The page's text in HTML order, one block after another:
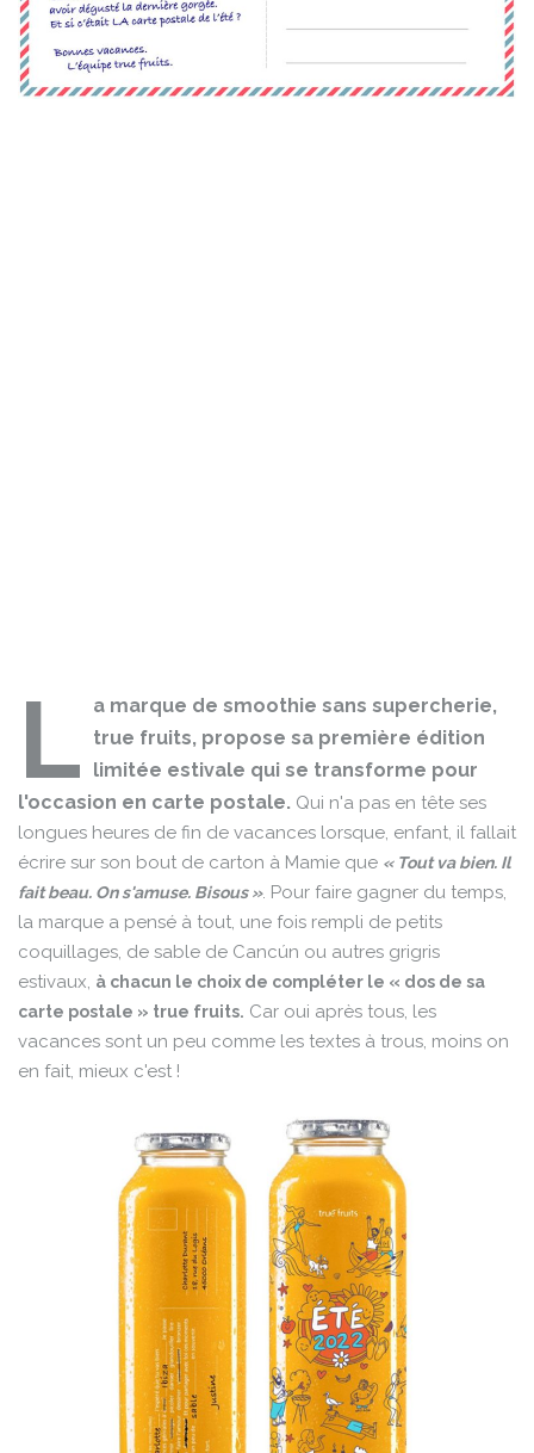
L
a marque de smoothie sans supercherie,
true fruits, propose sa première édition
limitée estivale qui se transforme pour
l'occasion en carte postale. Qui n'a pas en tête ses
longues heures de fin de vacances lorsque, enfant, il fallait
écrire sur son bout de carton à Mamie que « Tout va bien. Il
fait beau. On s'amuse. Bisous ». Pour faire gagner du temps,
la marque a pensé à tout, une fois rempli de petits
coquillages, de sable de Cancún ou autres grigris
estivaux, à chacun le choix de compléter le « dos de sa
carte postale » true fruits. Car oui après tous, les
vacances sont un peu comme les textes à trous, moins on
en fait, mieux c'est !